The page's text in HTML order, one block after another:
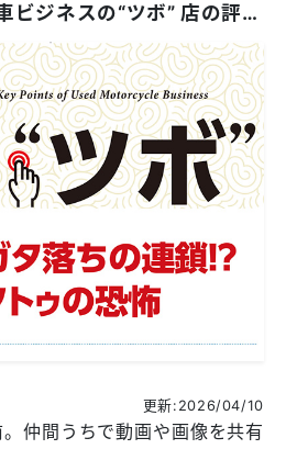
更新:2026/04/10
3分でわかる中古車ビジネスの“ツボ” 店の評判ガタ落ちの連鎖！？ デジタルタトゥの恐怖
仲間うちで動画や画像を共有